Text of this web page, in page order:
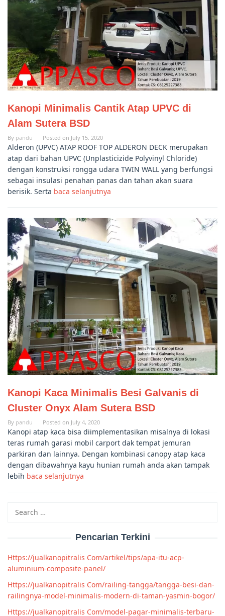
Kanopi Minimalis Cantik Atap UPVC di
Alam Sutera BSD
By pandu Posted on July 15, 2020
Alderon (UPVC) ATAP ROOF TOP ALDERON DECK merupakan
atap dari bahan UPVC (Unplasticizide Polyvinyl Chloride)
dengan konstruksi rongga udara TWIN WALL yang berfungsi
sebagai insulasi penahan panas dan tahan akan suara
berisik. Serta baca selanjutnya
Kanopi Kaca Minimalis Besi Galvanis di
Cluster Onyx Alam Sutera BSD
By pandu Posted on July 4, 2020
Kanopi atap kaca bisa diimplementasikan misalnya di lokasi
teras rumah garasi mobil carport dak tempat jemuran
parkiran dan lainnya. Dengan kombinasi canopy atap kaca
dengan dibawahnya kayu hunian rumah anda akan tampak
lebih baca selanjutnya
Pencarian Terkini
Https://jualkanopitralis Com/artikel/tips/apa-itu-acp-
aluminium-composite-panel/
Https://jualkanopitralis Com/railing-tangga/tangga-besi-dan-
railingnya-model-minimalis-modern-di-taman-yasmin-bogor/
Https://jualkanopitralis Com/model-pagar-minimalis-terbaru-